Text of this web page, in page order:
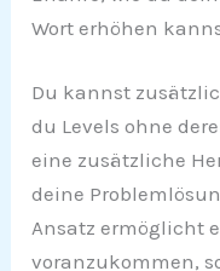
Wort erhöhen
Du kannst
du Levels ohne
eine zusätzliche
deine
Ansatz ermöglicht
voranzukommen,